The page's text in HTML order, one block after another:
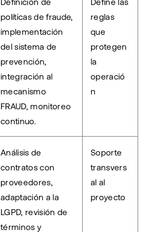
políticas de fraude,
implementación
del sistema de
prevención,
integración al
mecanismo
FRAUD, monitoreo
continuo.
reglas
que
protegen
la
operació
n
Análisis de
contratos con
proveedores,
adaptación a la
LGPD, revisión de
términos y
Soporte
transvers
al al
proyecto